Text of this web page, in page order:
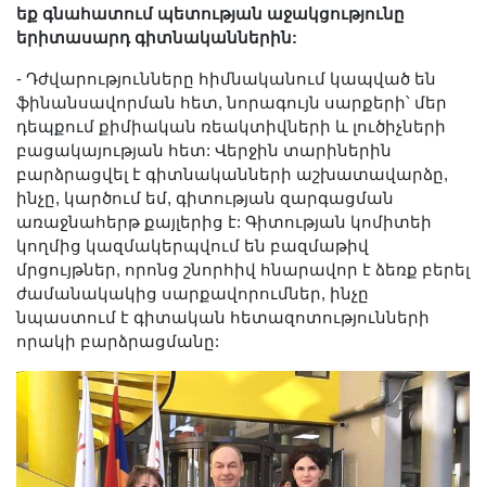
եք գնահատում պետության աջակցությունը
երիտասարդ գիտնականներին:
- Դժվարությունները հիմնականում կապված են
ֆինանսավորման հետ, նորագույն սարքերի՝ մեր
դեպքում քիմիական ռեակտիվների և լուծիչների
բացակայության հետ: Վերջին տարիներին
բարձրացվել է գիտնականների աշխատավարձը,
ինչը, կարծում եմ, գիտության զարգացման
առաջնահերթ քայլերից է: Գիտության կոմիտեի
կողմից կազմակերպվում են բազմաթիվ
մրցույթներ, որոնց շնորհիվ հնարավոր է ձեռք բերել
ժամանակակից սարքավորումներ, ինչը
նպաստում է գիտական հետազոտությունների
որակի բարձրացմանը: